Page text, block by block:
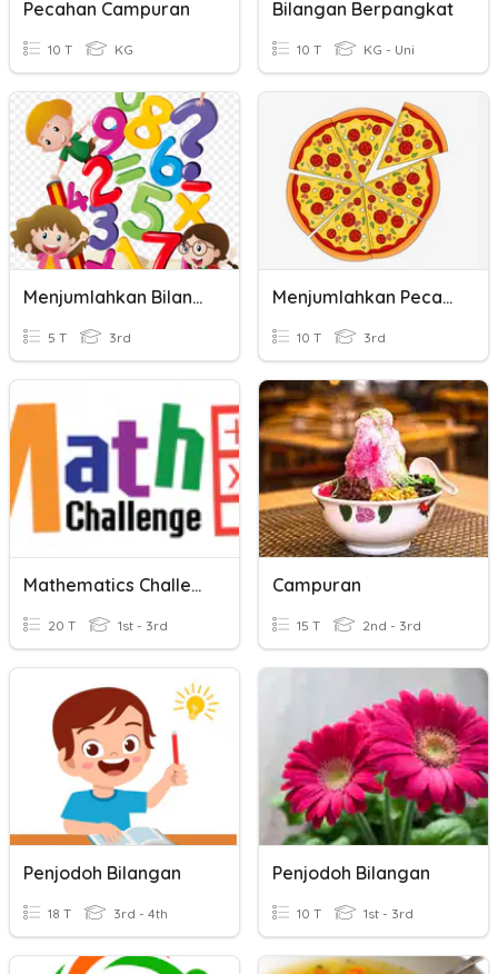
Pecahan Campuran
10 T KG
Bilangan Berpangkat
10 T KG - Uni
Menjumlahkan Bilangan
5 T 3rd
Menjumlahkan Pecahan Dalam Gambar
10 T 3rd
Mathematics Challenge
20 T 1st - 3rd
Campuran
15 T 2nd - 3rd
Penjodoh Bilangan
18 T 3rd - 4th
Penjodoh Bilangan
10 T 1st - 3rd